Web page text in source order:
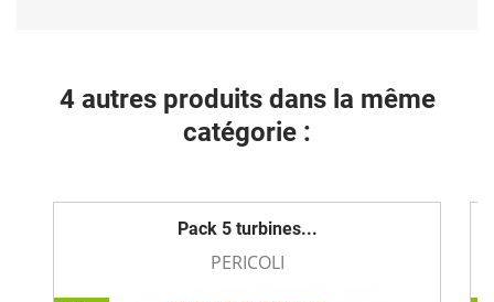
4 autres produits dans la même
catégorie :
Pack 5 turbines...
PERICOLI